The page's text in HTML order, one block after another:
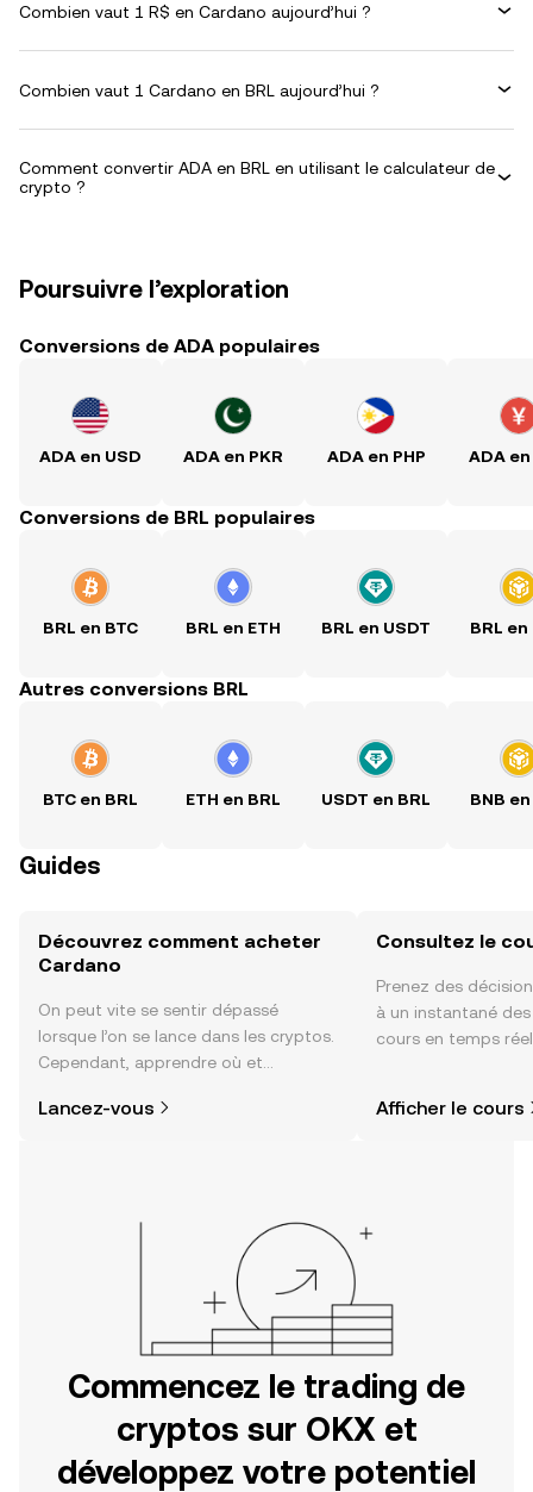
Combien vaut 1 R$ en Cardano aujourd’hui ?
Combien vaut 1 Cardano en BRL aujourd’hui ?
Comment convertir ADA en BRL en utilisant le calculateur de
crypto ?
Poursuivre l’exploration
Conversions de ADA populaires
ADA en USD ADA en PKR ADA en PHP ADA en
Conversions de BRL populaires
BRL en BTC BRL en ETH BRL en USDT BRL en
Autres conversions BRL
BTC en BRL ETH en BRL USDT en BRL BNB
Guides
Découvrez comment acheter
Cardano
On peut vite se sentir dépassé
lorsque l’on se lance dans les cryptos.
Cependant, apprendre où et
plus simple que vous ne l’imaginez.
Lancez-vous
Consultez le
Prenez des
à un instantané
cours en temps
Afficher le cours
Commencez le trading de
cryptos sur OKX et
développez votre potentiel